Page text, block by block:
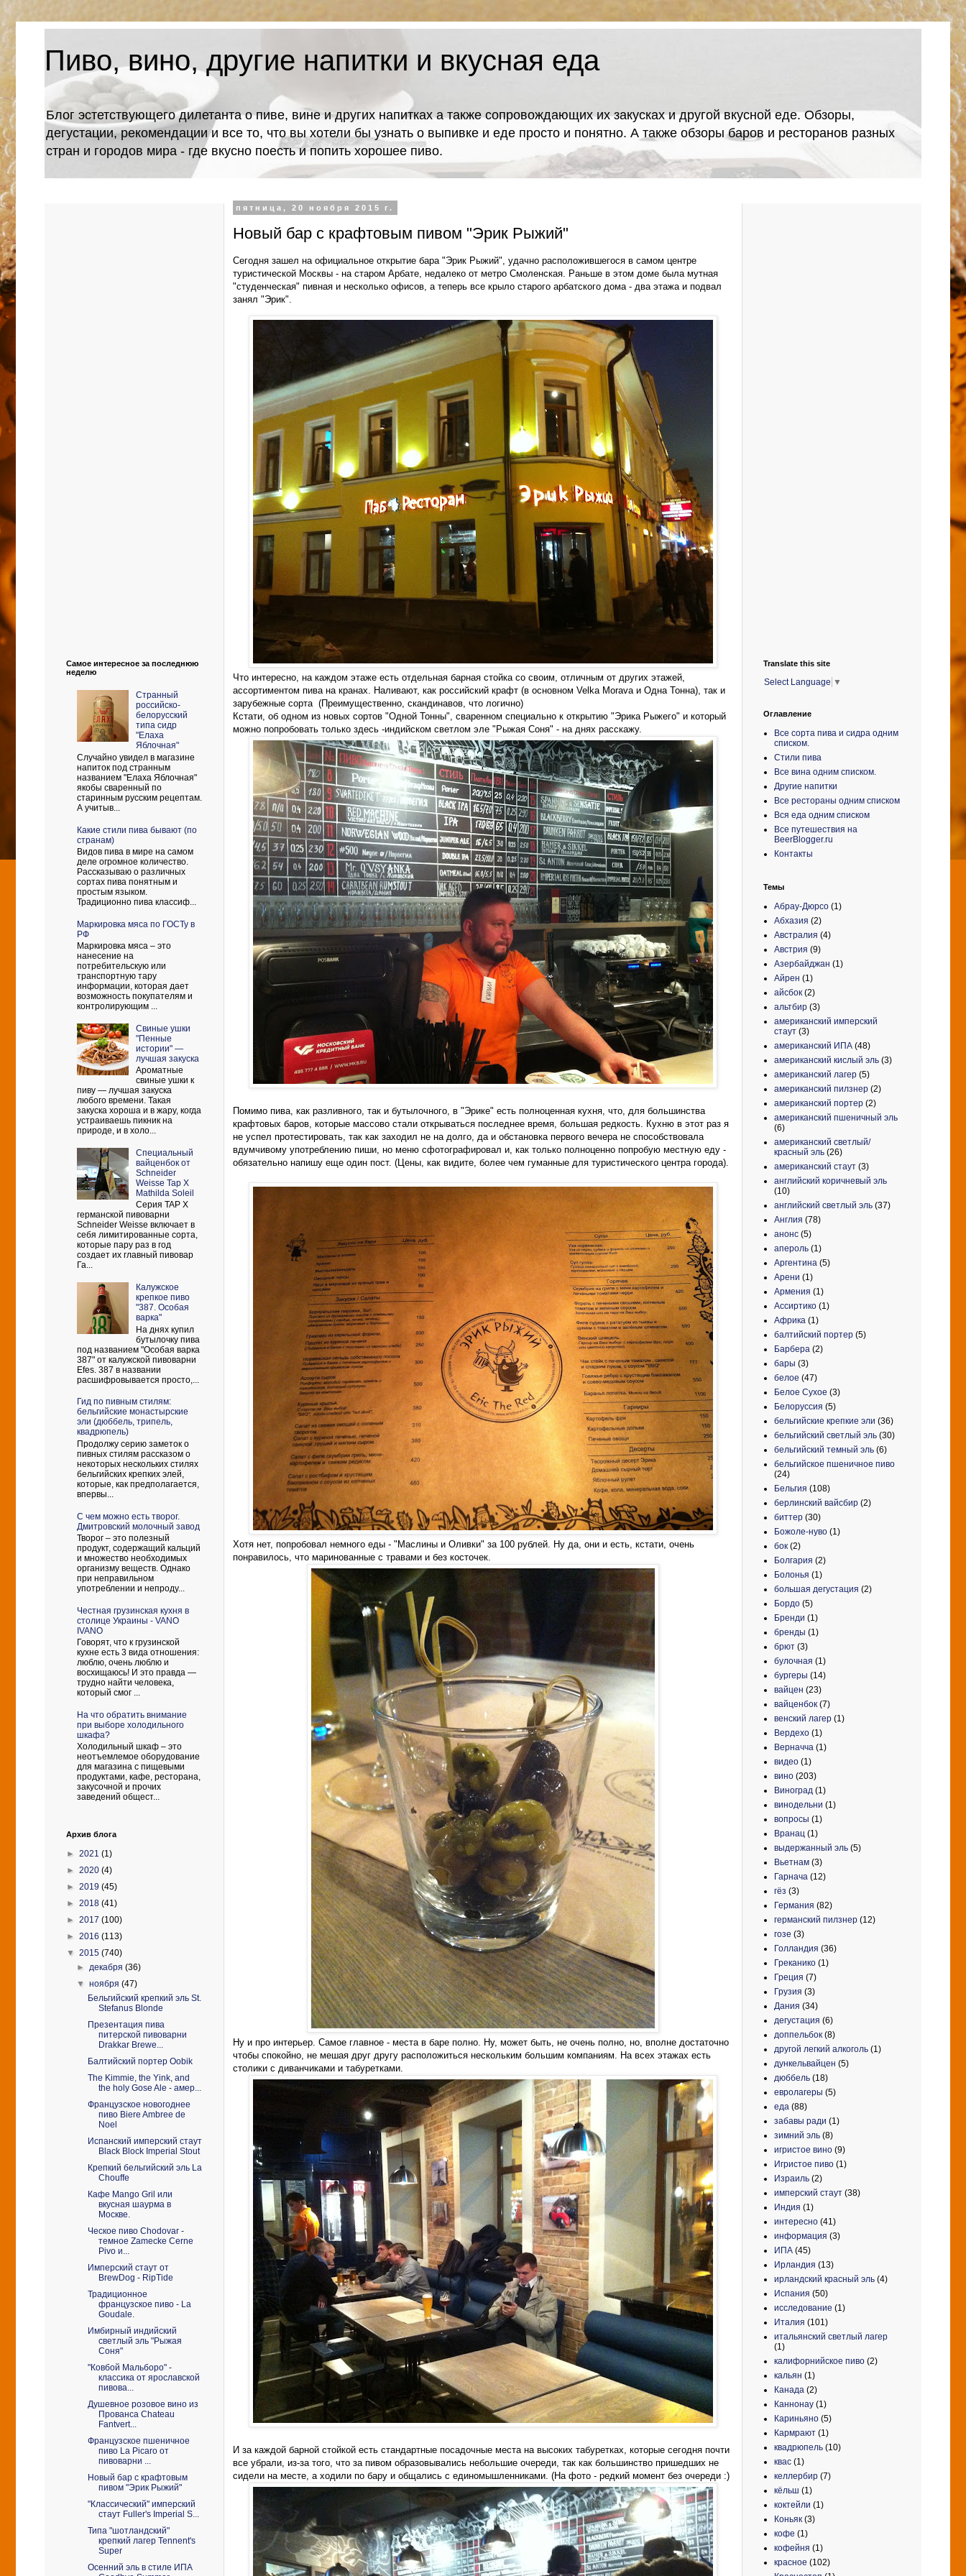
Пиво, вино, другие напитки и вкусная еда
Блог эстетствующего дилетанта о пиве, вине и других напитках а также сопровождающих их закусках и другой вкусной еде. Обзоры,
дегустации, рекомендации и все то, что вы хотели бы узнать о выпивке и еде просто и понятно. А также обзоры баров и ресторанов разных
стран и городов мира - где вкусно поесть и попить хорошее пиво.
пятница, 20 ноября 2015 г.
Новый бар с крафтовым пивом "Эрик Рыжий"
Сегодня зашел на официальное открытие бара "Эрик Рыжий", удачно расположившегося в самом центре
туристической Москвы - на старом Арбате, недалеко от метро Смоленская. Раньше в этом доме была мутная
"студенческая" пивная и несколько офисов, а теперь все крыло старого арбатского дома - два этажа и подвал
занял "Эрик".
Что интересно, на каждом этаже есть отдельная барная стойка со своим, отличным от других этажей,
ассортиментом пива на кранах. Наливают, как российский крафт (в основном Velka Morava и Одна Тонна), так и
зарубежные сорта (Преимущественно, скандинавов, что логично)
Кстати, об одном из новых сортов "Одной Тонны", сваренном специально к открытию "Эрика Рыжего" и который
можно попробовать только здесь -индийском светлом эле "Рыжая Соня" - на днях расскажу.
Помимо пива, как разливного, так и бутылочного, в "Эрике" есть полноценная кухня, что, для большинства
крафтовых баров, которые массово стали открываться последнее время, большая редкость. Кухню в этот раз я
не успел протестировать, так как заходил не на долго, да и обстановка первого вечера не способствовала
вдумчивому употреблению пиши, но меню сфотографировал и, как только полноценно попробую местную еду -
обязательно напишу еще один пост. (Цены, как видите, более чем гуманные для туристического центра города).
Хотя нет, попробовал немного еды - "Маслины и Оливки" за 100 рублей. Ну да, они и есть, кстати, очень
понравилось, что маринованные с травами и без косточек.
Ну и про интерьер. Самое главное - места в баре полно. Ну, может быть, не очень полно, но, вполне достаточно
чтобы спокойно, не мешая друг другу расположиться нескольким большим компаниям. На всех этажах есть
столики с диванчиками и табуретками.
И за каждой барной стойкой есть стандартные посадочные места на высоких табуретках, которые сегодня почти
все убрали, из-за того, что за пивом образовывались небольшие очереди, так как большинство пришедших не
сидели на месте, а ходили по бару и общались с единомышленниками. (На фото - редкий момент без очереди :)
Самое интересное за последнюю
неделю
Странный
российско-
белорусский
типа сидр
"Елаха
Яблочная"
Случайно увидел в магазине
напиток под странным
названием "Елаха Яблочная"
якобы сваренный по
старинным русским рецептам.
А учитыв...
Какие стили пива бывают (по
странам)
Видов пива в мире на самом
деле огромное количество.
Рассказываю о различных
сортах пива понятным и
простым языком.
Традиционно пива классиф...
Маркировка мяса по ГОСТу в
РФ
Маркировка мяса – это
нанесение на
потребительскую или
транспортную тару
информации, которая дает
возможность покупателям и
контролирующим ...
Свиные ушки
"Пенные
истории" —
лучшая закуска
Ароматные
свиные ушки к
пиву — лучшая закуска
любого времени. Такая
закуска хороша и в жару, когда
устраиваешь пикник на
природе, и в холо...
Cпециальный
вайценбок от
Schneider
Weisse Tap X
Mathilda Soleil
Серия TAP X
германской пивоварни
Schneider Weisse включает в
себя лимитированные сорта,
которые пару раз в год
создает их главный пивовар
Га...
Калужское
крепкое пиво
"387. Особая
варка"
На днях купил
бутылочку пива
под названием "Особая варка
387" от калужской пивоварни
Efes. 387 в названии
расшифровывается просто,...
Гид по пивным стилям:
бельгийские монастырские
эли (дюббель, трипель,
квадрюпель)
Продолжу серию заметок о
пивных стилям рассказом о
некоторых нескольких стилях
бельгийских крепких элей,
которые, как предполагается,
впервы...
С чем можно есть творог.
Дмитровский молочный завод
Творог – это полезный
продукт, содержащий кальций
и множество необходимых
организму веществ. Однако
при неправильном
употреблении и непроду...
Честная грузинская кухня в
столице Украины - VANO
IVANO
Говорят, что к грузинской
кухне есть 3 вида отношения:
люблю, очень люблю и
восхищаюсь! И это правда —
трудно найти человека,
который смог ...
На что обратить внимание
при выборе холодильного
шкафа?
Холодильный шкаф – это
неотъемлемое оборудование
для магазина с пищевыми
продуктами, кафе, ресторана,
закусочной и прочих
заведений общест...
Архив блога
► 2021 (1)
► 2020 (4)
► 2019 (45)
► 2018 (41)
► 2017 (100)
► 2016 (113)
▼ 2015 (740)
► декабря(36)
▼ноября(47)
Бельгийский крепкий эль St.
Stefanus Blonde
Презентация пива
питерской пивоварни
Drakkar Brewe...
Балтийский портер Oobik
The Kimmie, the Yink, and
the holy Gose Ale - амер...
Французское новогоднее
пиво Biere Ambree de
Noel
Испанский имперский стаут
Black Block Imperial Stout
Крепкий бельгийский эль La
Chouffe
Кафе Mango Gril или
вкусная шаурма в
Москве.
Ческое пиво Chodovar -
темное Zamecke Cerne
Pivo и...
Имперский стаут от
BrewDog - RipTide
Традиционное
французское пиво - La
Goudale.
Имбирный индийский
светлый эль "Рыжая
Соня"
"Ковбой Мальборо" -
классика от ярославской
пивова...
Душевное розовое вино из
Прованса Chateau
Fantvert...
Французское пшеничное
пиво La Picaro от
пивоварни ...
Новый бар с крафтовым
пивом "Эрик Рыжий"
"Классический" имперский
стаут Fuller's Imperial S...
Типа "шотландский"
крепкий лагер Tennent's
Super
Осенний эль в стиле ИПА
Translate this site
Select Language ▼
Оглавление
Все сорта пива и сидра одним
списком.
Стили пива
Все вина одним списком.
Другие напитки
Все рестораны одним списком
Вся еда одним списком
Все путешествия на
BeerBlogger.ru
Контакты
Темы
Абрау-Дюрсо (1)
Абхазия (2)
Австралия (4)
Австрия (9)
Азербайджан (1)
Айрен (1)
айсбок (2)
альтбир (3)
американский имперский
стаут (3)
американский ИПА (48)
американский кислый эль (3)
американский лагер (5)
американский пилзнер (2)
американский портер (2)
американский пшеничный эль
(6)
американский светлый/
красный эль (26)
американский стаут (3)
английский коричневый эль
(10)
английский светлый эль (37)
Англия (78)
анонс (5)
апероль (1)
Аргентина (5)
Арени (1)
Армения (1)
Ассиртико (1)
Африка (1)
балтийский портер (5)
Барбера (2)
бары (3)
белое (47)
Белое Сухое (3)
Белоруссия (5)
бельгийские крепкие эли (36)
бельгийский светлый эль (30)
бельгийский темный эль (6)
бельгийское пшеничное пиво
(24)
Бельгия (108)
берлинский вайсбир (2)
биттер (30)
Божоле-нуво (1)
бок (2)
Болгария (2)
Болонья (1)
большая дегустация (2)
Бордо (5)
Бренди (1)
бренды (1)
брют (3)
булочная (1)
бургеры (14)
вайцен (23)
вайценбок (7)
венский лагер (1)
Вердехо (1)
Верначча (1)
видео (1)
вино (203)
Виноград (1)
винодельни (1)
вопросы (1)
Вранац (1)
выдержанный эль (5)
Вьетнам (3)
Гарнача (12)
гёз (3)
Германия (82)
германский пилзнер (12)
гозе (3)
Голландия (36)
Греканико (1)
Греция (7)
Грузия (3)
Дания (34)
дегустация (6)
доппельбок (8)
другой легкий алкоголь (1)
дункельвайцен (5)
дюббель (18)
евролагеры (5)
еда (88)
забавы ради (1)
зимний эль (8)
игристое вино (9)
Игристое пиво (1)
Израиль (2)
имперский стаут (38)
Индия (1)
интересно (41)
информация (3)
ИПА (45)
Ирландия (13)
ирландский красный эль (4)
Испания (50)
исследование (1)
Италия (101)
итальянский светлый лагер
(1)
калифорнийское пиво (2)
кальян (1)
Канада (2)
Каннонау (1)
Кариньяно (5)
Кармрают (1)
квадрюпель (10)
квас (1)
келлербир (7)
кёльш (1)
коктейли (1)
Коньяк (3)
кофе (1)
кофейня (1)
красное (102)